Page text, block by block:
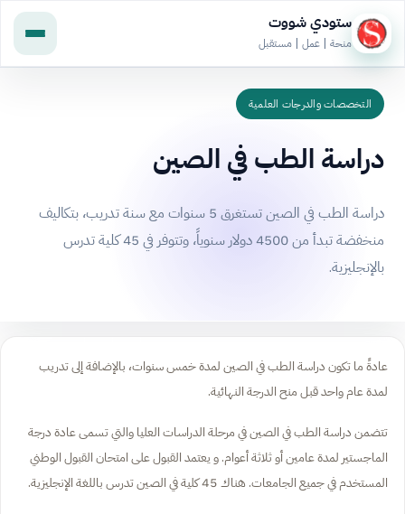
ستودي شووت
منحة | عمل | مستقبل
التخصصات والدرجات العلمية
دراسة الطب في الصين
دراسة الطب في الصين تستغرق 5 سنوات مع سنة تدريب، بتكاليف
منخفضة تبدأ من 4500 دولار سنوياً، وتتوفر في 45 كلية تدرس
بالإنجليزية.
عادةً ما تكون دراسة الطب في الصين لمدة خمس سنوات، بالإضافة إلى تدريب
لمدة عام واحد قبل منح الدرجة النهائية.
تتضمن دراسة الطب في الصين في مرحلة الدراسات العليا والتي تسمى عادة درجة
الماجستير لمدة عامين أو ثلاثة أعوام. و يعتمد القبول على امتحان القبول الوطني
المستخدم في جميع الجامعات. هناك 45 كلية في الصين تدرس باللغة الإنجليزية.